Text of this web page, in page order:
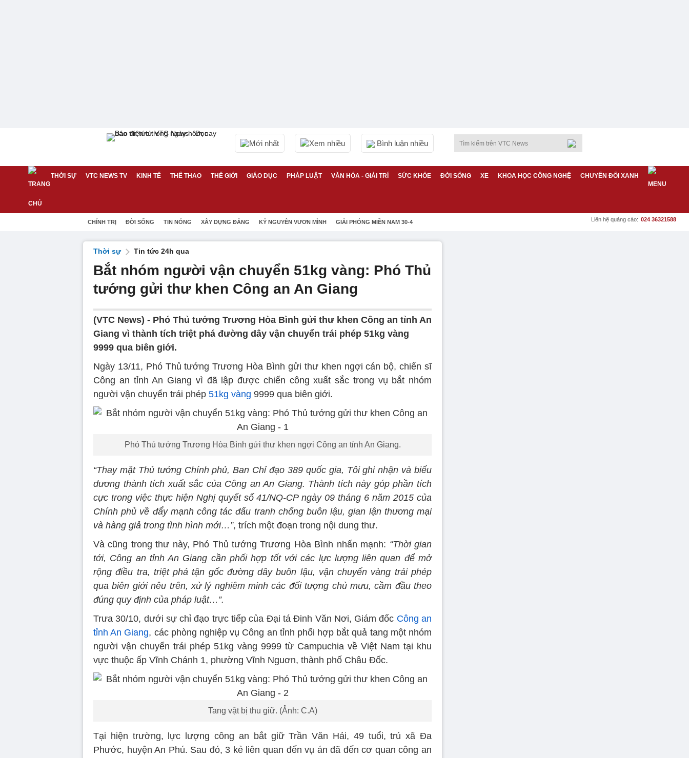
Mới nhất Xem nhiều Bình luận nhiều
THỜI SỰ VTC NEWS TV KINH TẾ THỂ THAO THẾ GIỚI GIÁO DỤC PHÁP LUẬT VĂN HÓA - GIẢI TRÍ SỨC KHỎE ĐỜI SỐNG XE KHOA HỌC CÔNG NGHỆ CHUYỂN ĐỔI XANH
CHÍNH TRỊ ĐỜI SỐNG TIN NÓNG XÂY DỰNG ĐẢNG KỶ NGUYÊN VƯƠN MÌNH GIẢI PHÓNG MIỀN NAM 30-4 Liên hệ quảng cáo: 024 36321588
Thời sự Tin tức 24h qua
Bắt nhóm người vận chuyển 51kg vàng: Phó Thủ
tướng gửi thư khen Công an An Giang
(VTC News) - Phó Thủ tướng Trương Hòa Bình gửi thư khen Công an tỉnh An
Giang vì thành tích triệt phá đường dây vận chuyển trái phép 51kg vàng
9999 qua biên giới.
Ngày 13/11, Phó Thủ tướng Trương Hòa Bình gửi thư khen ngợi cán bộ, chiến sĩ
Công an tỉnh An Giang vì đã lập được chiến công xuất sắc trong vụ bắt nhóm
người vận chuyển trái phép 51kg vàng 9999 qua biên giới.
Phó Thủ tướng Trương Hòa Bình gửi thư khen ngợi Công an tỉnh An Giang.
“Thay mặt Thủ tướng Chính phủ, Ban Chỉ đạo 389 quốc gia, Tôi ghi nhận và biểu
dương thành tích xuất sắc của Công an An Giang. Thành tích này góp phần tích
cực trong việc thực hiện Nghị quyết số 41/NQ-CP ngày 09 tháng 6 năm 2015 của
Chính phủ về đẩy mạnh công tác đấu tranh chống buôn lậu, gian lận thương mại
và hàng giả trong tình hình mới…”, trích một đoạn trong nội dung thư.
Và cũng trong thư này, Phó Thủ tướng Trương Hòa Bình nhấn mạnh: “Thời gian
tới, Công an tỉnh An Giang cần phối hợp tốt với các lực lượng liên quan để mở
rộng điều tra, triệt phá tận gốc đường dây buôn lậu, vận chuyển vàng trái phép
qua biên giới nêu trên, xử lý nghiêm minh các đối tượng chủ mưu, cầm đầu theo
đúng quy định của pháp luật…”.
Trưa 30/10, dưới sự chỉ đạo trực tiếp của Đại tá Đinh Văn Nơi, Giám đốc Công an
tỉnh An Giang, các phòng nghiệp vụ Công an tỉnh phối hợp bắt quả tang một nhóm
người vận chuyển trái phép 51kg vàng 9999 từ Campuchia về Việt Nam tại khu
vực thuộc ấp Vĩnh Chánh 1, phường Vĩnh Nguơn, thành phố Châu Đốc.
Tang vật bị thu giữ. (Ảnh: C.A)
Tại hiện trường, lực lượng công an bắt giữ Trần Văn Hải, 49 tuổi, trú xã Đa
Phước, huyện An Phú. Sau đó, 3 kẻ liên quan đến vụ án đã đến cơ quan công an